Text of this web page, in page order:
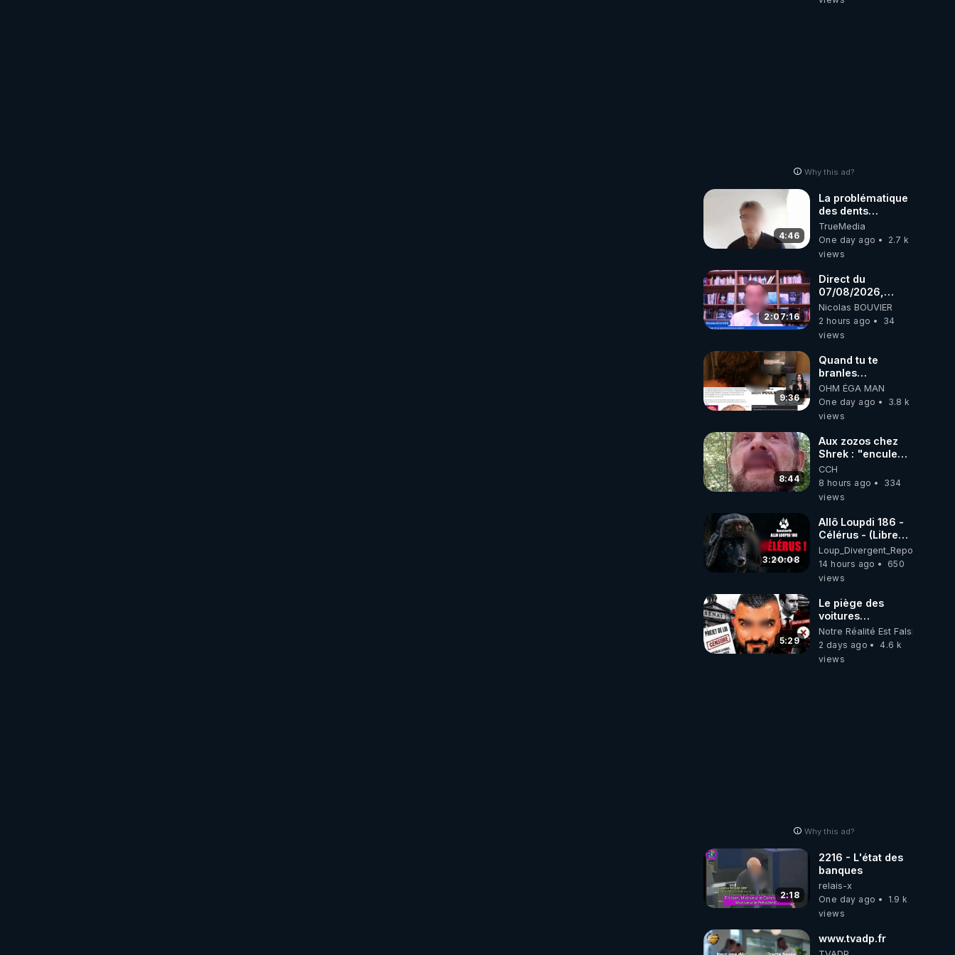
Why this ad?
4:46
La problématique
des dents
dévitalisées et
des implants
TrueMedia
One day ago
2.7 k
views
2:07:16
Direct du
07/08/2026,
présenté par
Nicolas BOUVIER
Nicolas BOUVIER
2 hours ago
34
views
9:36
Quand tu te
branles
bonhomme tu
émets des ondes
ils ont juste omis
OHM ÉGA MAN
One day ago
3.8 k
views
8:44
Aux zozos chez
Shrek : "encule
toi tout seul
espèce de mal
polish"
CCH
8 hours ago
334
views
3:20:08
Allô Loupdi 186 -
Célérus - (Libre
Antenne) - Loup
Divergent
2026.08.06
Loup_Divergent_Reposts
14 hours ago
650
views
5:29
Le piège des
voitures
électriques se
referme sur les
usagers !
Notre Réalité Est Falsifiée Et
2 days ago
4.6 k
views
Why this ad?
2:18
2216 - L'état des
banques
relais-x
One day ago
1.9 k
views
www.tvadp.fr